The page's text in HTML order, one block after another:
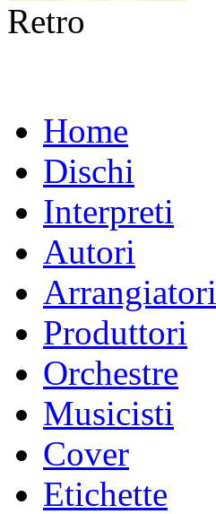
Retro
Home
Dischi
Interpreti
Autori
Arrangiatori
Produttori
Orchestre
Musicisti
Cover
Etichette